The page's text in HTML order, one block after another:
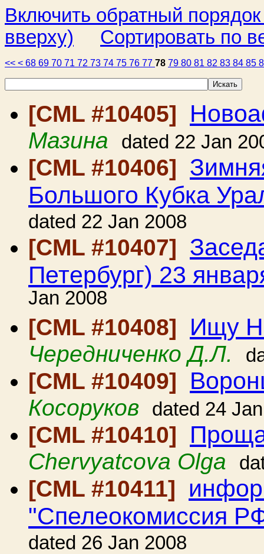
Включить обратный
вверху)
Сортировать по
<< < 68 69 70 71 72 73 74 75 76 77 78 79 80 81 82 83 84 85
[CML #10405]
Мазина dated 22 Jan
[CML #10406]
Большого Кубка
dated 22 Jan 2008
[CML #10407]
Петербург) 23
Jan 2008
[CML #10408]
Ищу
Чередниченко Д.Л.
[CML #10409]
Косоруков dated 24
[CML #10410]
Chervyatcova Olga
[CML #10411]
"Спелеокомиссия
dated 26 Jan 2008